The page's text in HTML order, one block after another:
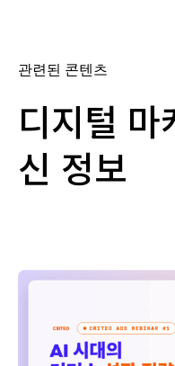
관련된 콘텐츠
디지털 마
신 정보